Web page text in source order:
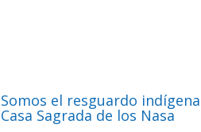
Somos el resguardo
Casa Sagrada de los Nasa